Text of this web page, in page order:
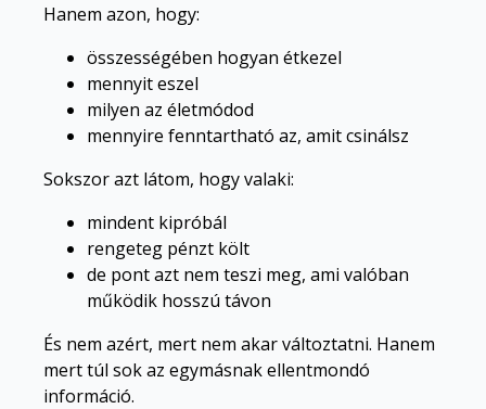
Hanem azon, hogy:
összességében hogyan étkezel
mennyit eszel
milyen az életmódod
mennyire fenntartható az, amit csinálsz
Sokszor azt látom, hogy valaki:
mindent kipróbál
rengeteg pénzt költ
de pont azt nem teszi meg, ami valóban
működik hosszú távon
És nem azért, mert nem akar változtatni. Hanem
mert túl sok az egymásnak ellentmondó
információ.